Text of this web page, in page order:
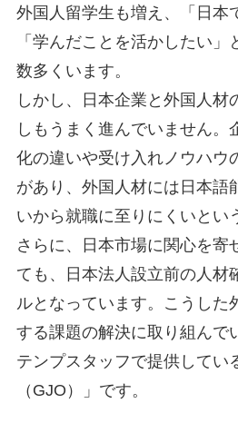
外国人留学生も増え、「日本
「学んだことを活かしたい」
数多くいます。
しかし、日本企業と外国人材
しもうまく進んでいません。
化の違いや受け入れノウハウ
があり、外国人材には日本語
いから就職に至りにくいとい
さらに、日本市場に関心を寄
ても、日本法人設立前の人材
ルとなっています。こうした
する課題の解決に取り組んで
テンプスタッフで提供してい
（GJO）」です。